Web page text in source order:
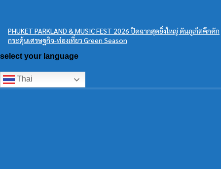
PHUKET PARKLAND & MUSIC FEST 2026 ปิดฉากสุดยิ่งใหญ่ ดันภูเก็ตคึกคัก
กระตุ้นเศรษฐกิจ-ท่องเที่ยว Green Season
select your language
Thai